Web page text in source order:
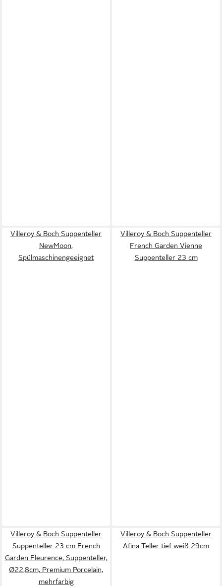
Villeroy & Boch Suppenteller
NewMoon,
Spülmaschinengeeignet
Villeroy & Boch Suppenteller
French Garden Vienne
Suppenteller 23 cm
Villeroy & Boch Suppenteller
Suppenteller 23 cm French
Garden Fleurence, Suppenteller,
Ø22,8cm, Premium Porcelain,
mehrfarbig
Villeroy & Boch Suppenteller
Afina Teller tief weiß 29cm